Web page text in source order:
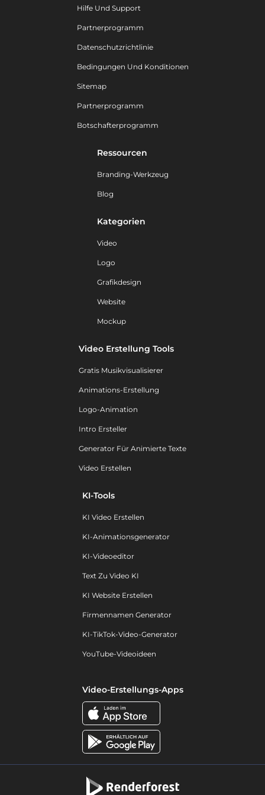
Hilfe Und Support
Partnerprogramm
Datenschutzrichtlinie
Bedingungen Und Konditionen
Sitemap
Partnerprogramm
Botschafterprogramm
Ressourcen
Branding-Werkzeug
Blog
Kategorien
Video
Logo
Grafikdesign
Website
Mockup
Video Erstellung Tools
Gratis Musikvisualisierer
Animations-Erstellung
Logo-Animation
Intro Ersteller
Generator Für Animierte Texte
Video Erstellen
KI-Tools
KI Video Erstellen
KI-Animationsgenerator
KI-Videoeditor
Text Zu Video KI
KI Website Erstellen
Firmennamen Generator
KI-TikTok-Video-Generator
YouTube-Videoideen
Video-Erstellungs-Apps